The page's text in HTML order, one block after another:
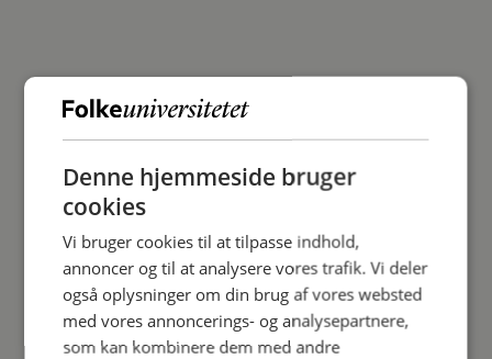
Denne hjemmeside bruger
cookies
Vi bruger cookies til at tilpasse indhold,
annoncer og til at analysere vores trafik. Vi deler
også oplysninger om din brug af vores websted
med vores annoncerings- og analysepartnere,
som kan kombinere dem med andre